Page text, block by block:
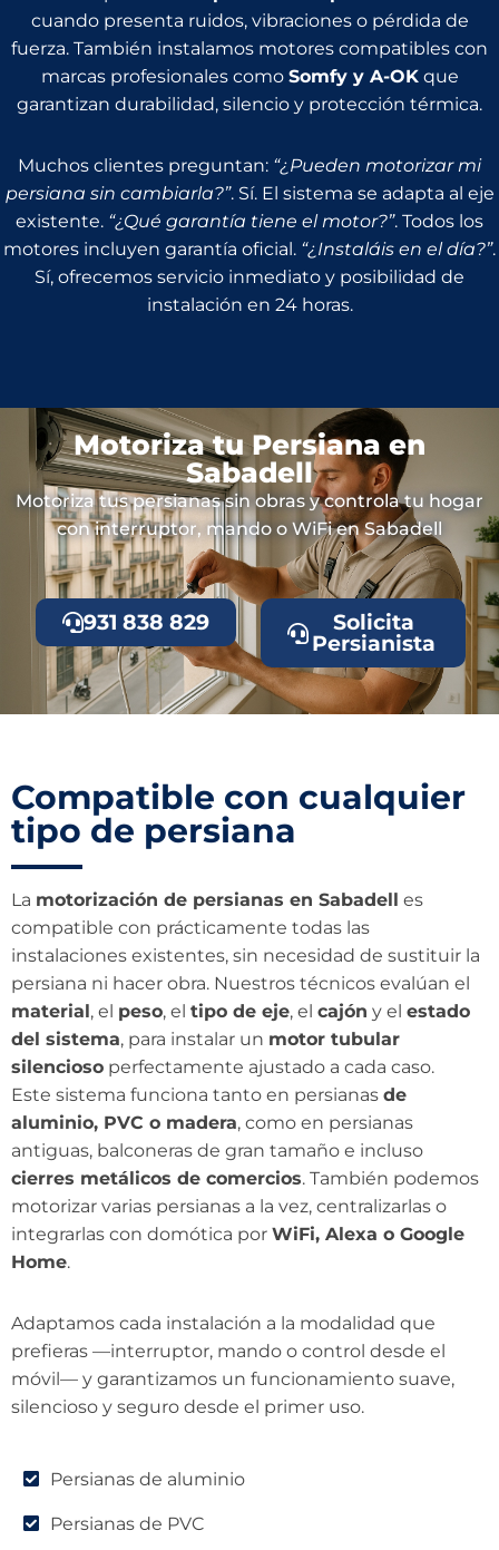
cuando presenta ruidos, vibraciones o pérdida de
fuerza. También instalamos motores compatibles con
marcas profesionales como Somfy y A-OKque
garantizan durabilidad, silencio y protección térmica.
Muchos clientes preguntan: “¿Pueden motorizar mi
persiana sin cambiarla?”. Sí. El sistema se adapta al eje
existente. “¿Qué garantía tiene el motor?”. Todos los
motores incluyen garantía oficial. “¿Instaláis en el día?”.
Sí, ofrecemos servicio inmediato y posibilidad de
instalación en 24 horas.
Motoriza tu Persiana en
Sabadell
Motoriza tus persianas sin obras y controla tu hogar
con interruptor, mando o WiFi en Sabadell
931 838 829
Solicita
Persianista
Compatible con cualquier
tipo de persiana
La motorización de persianas en Sabadell es
compatible con prácticamente todas las
instalaciones existentes, sin necesidad de sustituir la
persiana ni hacer obra. Nuestros técnicos evalúan el
material, el peso, el tipo de eje, el cajón y el estado
del sistema, para instalar un motor tubular
silencioso perfectamente ajustado a cada caso.
Este sistema funciona tanto en persianas de
aluminio, PVC o madera, como en persianas
antiguas, balconeras de gran tamaño e incluso
cierres metálicos de comercios. También podemos
motorizar varias persianas a la vez, centralizarlas o
integrarlas con domótica por WiFi, Alexa o Google
Home.
Adaptamos cada instalación a la modalidad que
prefieras —interruptor, mando o control desde el
móvil— y garantizamos un funcionamiento suave,
silencioso y seguro desde el primer uso.
Persianas de aluminio
Persianas de PVC